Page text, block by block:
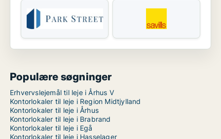
Populære søgninger
Erhvervslejemål til leje i Århus V
Kontorlokaler til leje i Region Midtjylland
Kontorlokaler til leje i Århus
Kontorlokaler til leje i Brabrand
Kontorlokaler til leje i Egå
Kontorlokaler til leje i Hasselager